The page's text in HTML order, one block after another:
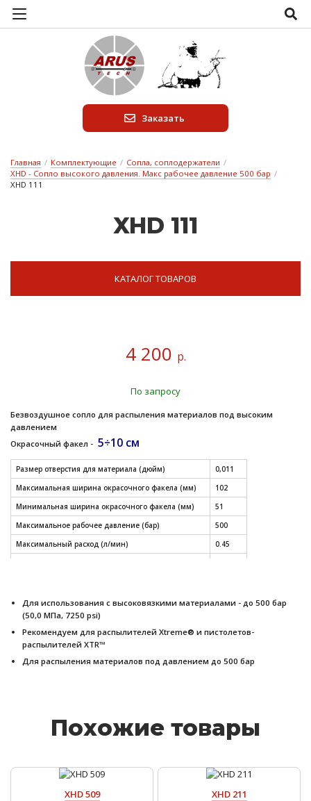
Заказать
Главная / Комплектующие / Сопла, соплодержатели /
XHD - Сопло высокого давления. Макс рабочее давление 500 бар /
XHD 111
XHD 111
КАТАЛОГ ТОВАРОВ
4 200 р.
По запросу
Безвоздушное сопло для распыления материалов под высоким
давлением
Окрасочный факел - 5÷10 см
Размер отверстия для материала (дюйм)
0,011
Максимальная ширина окрасочного факела (мм)
102
Минимальная ширина окрасочного факела (мм)
51
Максимальное рабочее давление (бар)
500
Максимальный расход (л/мин)
0.45
Для использования с высоковязкими материалами - до 500 бар
(50,0 МПа, 7250 psi)
Рекомендуем для распылителей Xtreme® и пистолетов-
распылителей XTR™
Для распыления материалов под давлением до 500 бар
Похожие товары
XHD 509
XHD 211